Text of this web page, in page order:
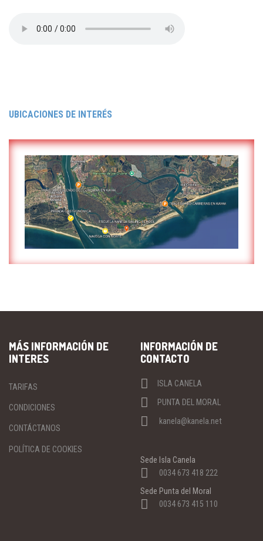
UBICACIONES DE INTERÉS
MÁS INFORMACIÓN DE
INTERES
TARIFAS
CONDICIONES
CONTÁCTANOS
POLÍTICA DE COOKIES
INFORMACIÓN DE
CONTACTO
ISLA CANELA
PUNTA DEL MORAL
kanela@kanela.net
Sede Isla Canela
0034 673 418 222
Sede Punta del Moral
0034 673 415 110